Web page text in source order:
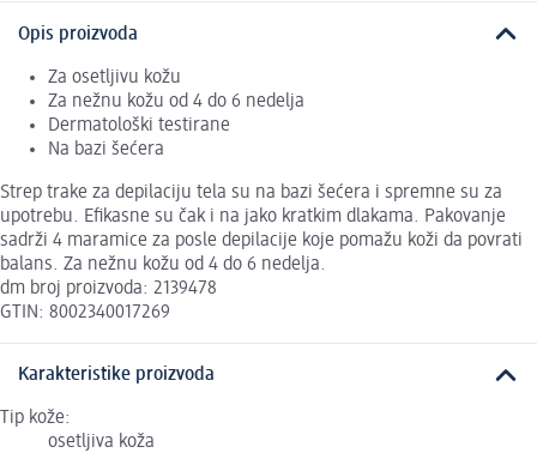
Opis proizvoda
Za osetljivu kožu
Za nežnu kožu od 4 do 6 nedelja
Dermatološki testirane
Na bazi šećera
Strep trake za depilaciju tela su na bazi šećera i spremne su za
upotrebu. Efikasne su čak i na jako kratkim dlakama. Pakovanje
sadrži 4 maramice za posle depilacije koje pomažu koži da povrati
balans. Za nežnu kožu od 4 do 6 nedelja.
dm broj proizvoda: 2139478
GTIN: 8002340017269
Karakteristike proizvoda
Tip kože:
osetljiva koža